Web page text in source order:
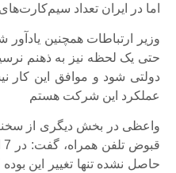
اما در ایران تعداد
حتی یک لحظه نیز به ذهنم
دولتی شود و موافق این کار
عملکرد این شرکت هستم
واعظی در بخش دیگری از